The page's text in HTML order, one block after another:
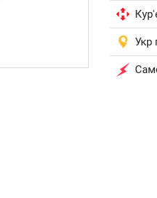
Укр